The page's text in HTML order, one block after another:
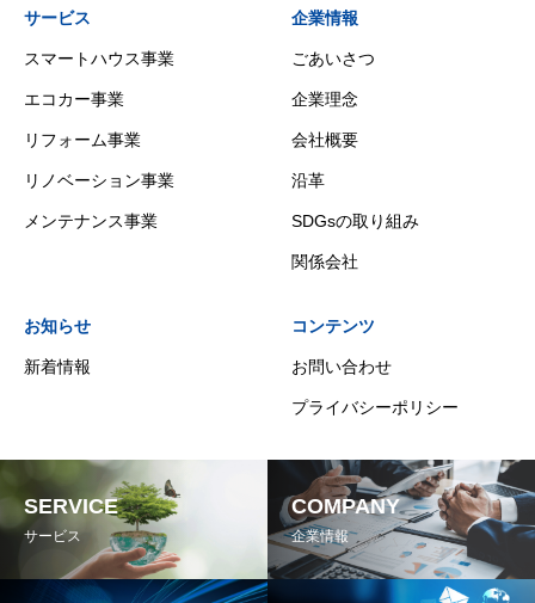
サービス
スマートハウス事業
エコカー事業
リフォーム事業
リノベーション事業
メンテナンス事業
企業情報
ごあいさつ
企業理念
会社概要
沿革
SDGsの取り組み
関係会社
お知らせ
新着情報
コンテンツ
お問い合わせ
プライバシーポリシー
SERVICE
サービス
COMPANY
企業情報